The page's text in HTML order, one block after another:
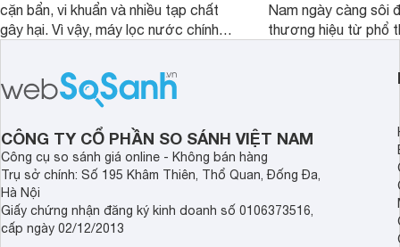
cặn bẩn, vi khuẩn và nhiều tạp chất
gây hại. Vì vậy, máy lọc nước chính
sức khỏe và đảm bảo nguồn nước
sạch cho cả gia đình.
Nam ngày càng sôi
thương hiệu từ phổ
cửa điện tử hãng
sẽ so sánh 5
Demax, Hubert và
CÔNG TY CỔ PHẦN SO SÁNH VIỆT NAM
Công cụ so sánh giá online - Không bán hàng
Trụ sở chính: Số 195 Khâm Thiên, Thổ Quan, Đống Đa,
Hà Nội
Giấy chứng nhận đăng ký kinh doanh số 0106373516,
cấp ngày 02/12/2013